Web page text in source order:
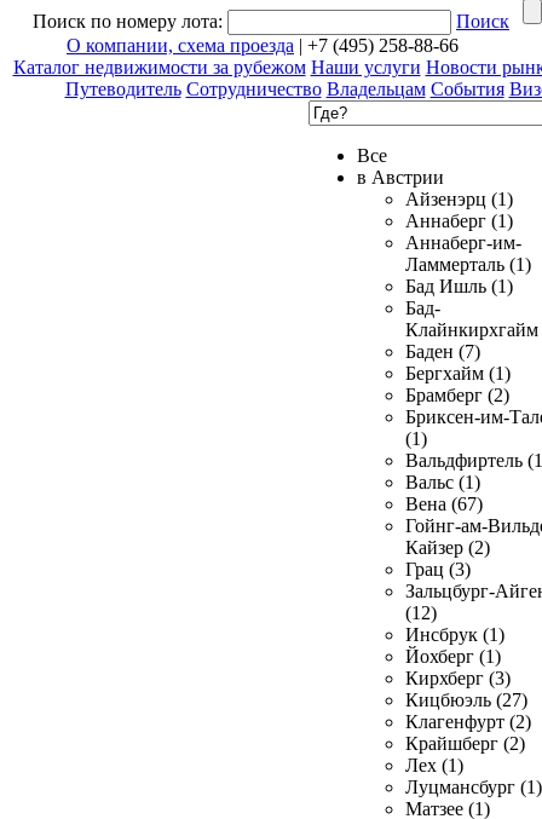
Поиск по номеру лота:
Поиск
О компании, схема проезда | +7 (495) 258-88-66
Каталог недвижимости за рубежом Наши услуги Новости
Путеводитель Сотрудничество Владельцам События
Все
в Австрии
Айзенэрц (1)
Аннаберг (1)
Аннаберг-им-
Ламмерталь (1)
Бад Ишль (1)
Бад-
Клайнкирхгайм
Баден (7)
Бергхайм (1)
Брамберг (2)
Бриксен-им-
(1)
Вальдфиртель
Вальс (1)
Вена (67)
Гойнг-ам-
Кайзер (2)
Грац (3)
Зальцбург-
(12)
Инсбрук (1)
Йохберг (1)
Кирхберг (3)
Кицбюэль (27)
Клагенфурт (2)
Крайшберг (2)
Лех (1)
Луцмансбург (1)
Матзее (1)